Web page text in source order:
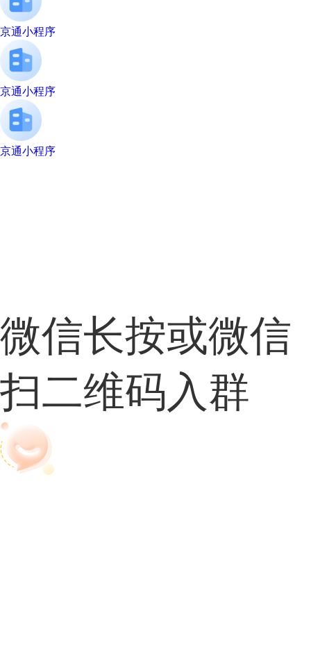
京通小程序
京通小程序
京通小程序
微信长按或微信
扫二维码入群